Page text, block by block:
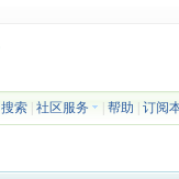
搜索| 社区服务 帮助 订阅